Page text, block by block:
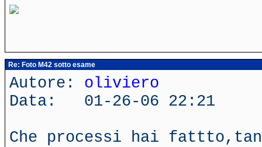
Re: Foto M42 sotto esame
Autore: oliviero
Data: 01-26-06 22:21
Che processi hai